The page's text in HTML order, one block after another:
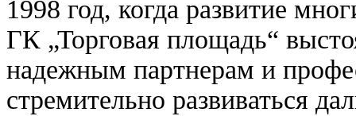
1998 год, когда развитие
ГК „Торговая площадь“
надежным партнерам и
стремительно развиваться